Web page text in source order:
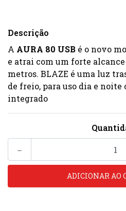
Descrição
A AURA 80 USB é o novo
e atrai com um forte
metros. BLAZE é uma luz
de freio, para uso dia e
integrado
-